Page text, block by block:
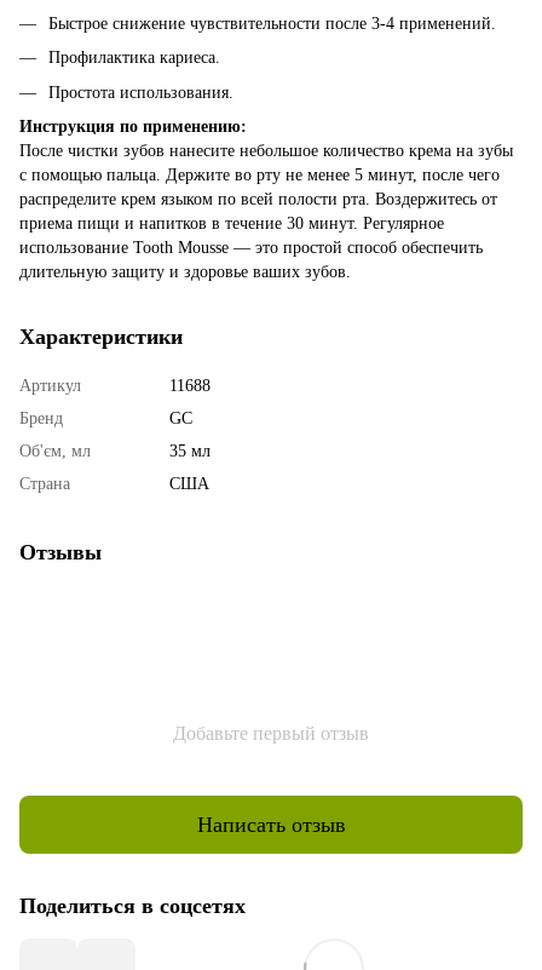
Быстрое снижение чувствительности после 3-4 применений.
Профилактика кариеса.
Простота использования.
Инструкция по применению:
После чистки зубов нанесите небольшое количество крема на зубы
с помощью пальца. Держите во рту не менее 5 минут, после чего
распределите крем языком по всей полости рта. Воздержитесь от
приема пищи и напитков в течение 30 минут. Регулярное
использование Tooth Mousse — это простой способ обеспечить
длительную защиту и здоровье ваших зубов.
Характеристики
Артикул
11688
Бренд
GC
Об'єм, мл
35 мл
Страна
США
Отзывы
Добавьте первый отзыв
Написать отзыв
Поделиться в соцсетях